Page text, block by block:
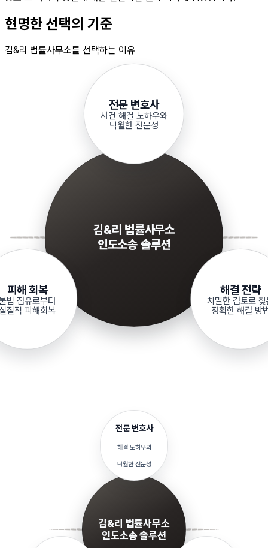
현명한 선택의 기준
김&리 법률사무소를 선택하는 이유
김&리 법률사무소
인도소송 솔루션
전문 변호사
사건 해결 노하우와
탁월한 전문성
해결 전략
치밀한 검토로
정확한 해결 방
피해 회복
법 점유로부터
질적 피해회복
김&리 법률사무소
인도소송 솔루션
전문 변호사
해결 노하우와
탁월한 전문성